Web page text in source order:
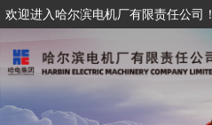
欢迎进入哈尔滨电机厂有限责任公司！